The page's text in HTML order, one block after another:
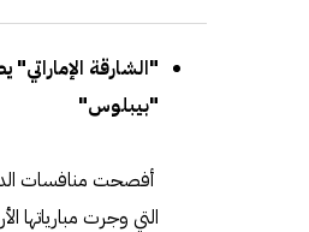
"الشارقة
"بيبلوس"
أفصحت منافسات الدور
التي وجرت مبارياتها